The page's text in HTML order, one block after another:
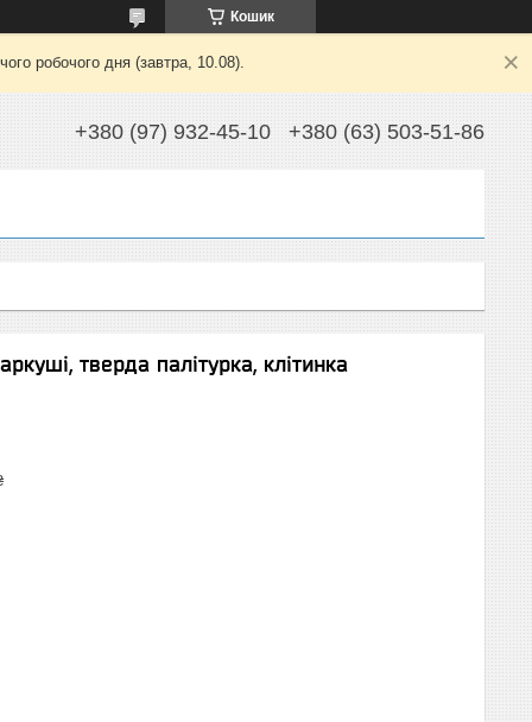
Кошик
робочого дня (завтра, 10.08).
+380 (97) 932-45-10 +380 (63) 503-51-86
тверда палітурка, клітинка